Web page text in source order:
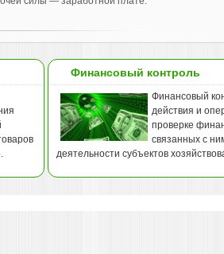
Финансовый контроль
Финансовый
действия и
проверке
связанных с
деятельности субъектов